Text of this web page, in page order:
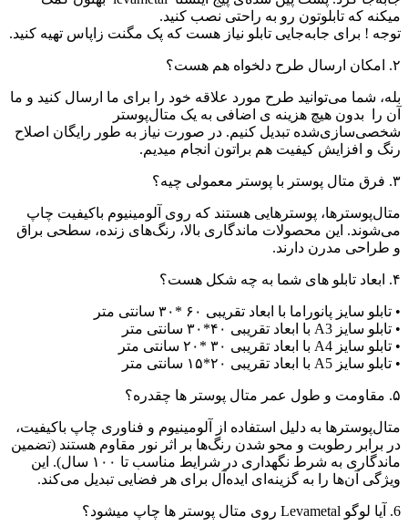
میکنه که تابلوتون رو به راحتی نصب کنید.
توجه ! برای جابه‌جایی تابلو نیاز هست که پک مگنت زاپاس تهیه کنید.
۲. امکان ارسال طرح دلخواه هم هست؟
بله، شما می‌توانید طرح مورد علاقه خود را برای ما ارسال کنید و ما
آن را بدون هیچ هزینه ی اضافی به یک متال‌پوستر
شخصی‌سازی‌شده تبدیل کنیم. در صورت نیاز به طور رایگان اصلاح
رنگ و افزایش کیفیت هم براتون انجام میدیم.
۳. فرق متال پوستر با پوستر معمولی چیه؟
متال‌پوسترها، پوسترهایی هستند که روی آلومینیوم باکیفیت چاپ
می‌شوند. این محصولات ماندگاری بالا، رنگ‌های زنده، سطحی براق
و طراحی مدرن دارند.
۴. ابعاد تابلو های شما به چه شکل هست؟
• تابلو سایز پانوراما با ابعاد تقریبی ۶۰ *۳۰ سانتی متر
• تابلو سایز A3 با ابعاد تقریبی ۴۰*۳۰ سانتی متر
• تابلو سایز A4 با ابعاد تقریبی ۳۰ *۲۰ سانتی متر
• تابلو سایز A5 با ابعاد تقریبی ۲۰*۱۵ سانتی متر
۵. مقاومت و طول عمر متال پوستر ها چقدره؟
متال‌پوسترها به دلیل استفاده از آلومینیوم و فناوری چاپ باکیفیت،
در برابر رطوبت و محو شدن رنگ‌ها بر اثر نور مقاوم هستند (تضمین
ماندگاری به شرط نگهداری در شرایط مناسب تا ۱۰۰ سال). این
ویژگی آن‌ها را به گزینه‌ای ایده‌آل برای هر فضایی تبدیل می‌کند.
6. آیا لوگو Levametal روی متال پوستر ها چاپ میشود؟